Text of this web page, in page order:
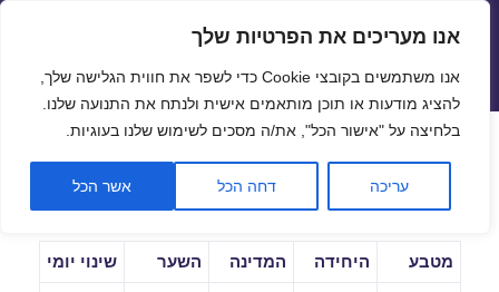
פתח
אנו מעריכים את הפרטיות שלך
אנו משתמשים בקובצי Cookie כדי לשפר את חווית הגלישה שלך,
להציג מודעות או תוכן מותאמים אישית ולנתח את התנועה שלנו.
בלחיצה על "אישור הכל", את/ה מסכים לשימוש שלנו בעוגיות.
עריכה דחה הכל אשר הכל
שערי חליפין יציגים – שער יציג
תפריטים
ווידג'טים
שערי חליפין יומיים לתאריך
04/12/2019
מטבע היחידה המדינה השער שינוי יומי